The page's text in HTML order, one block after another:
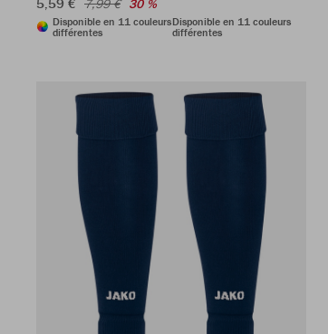
Disponible en 11 couleurs
différentes
Disponible en 11 couleurs
différentes